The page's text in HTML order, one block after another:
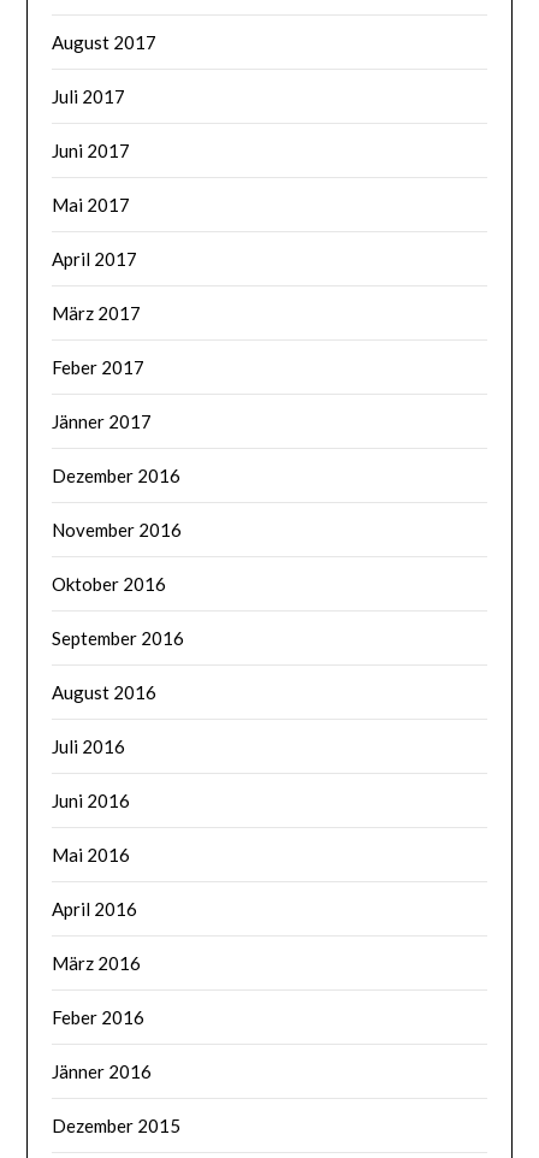
August 2017
Juli 2017
Juni 2017
Mai 2017
April 2017
März 2017
Feber 2017
Jänner 2017
Dezember 2016
November 2016
Oktober 2016
September 2016
August 2016
Juli 2016
Juni 2016
Mai 2016
April 2016
März 2016
Feber 2016
Jänner 2016
Dezember 2015